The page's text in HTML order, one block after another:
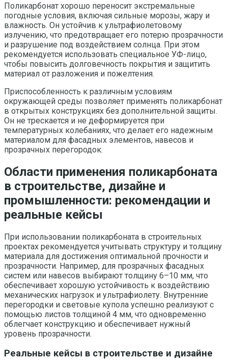
Поликарбонат хорошо переносит экстремальные
погодные условия, включая сильные морозы, жару и
влажность. Он устойчив к ультрафиолетовому
излучению, что предотвращает его потерю прозрачности
и разрушение под воздействием солнца. При этом
рекомендуется использовать специальное УФ-лицо,
чтобы повысить долговечность покрытия и защитить
материал от разложения и пожелтения.
Приспособленность к различным условиям
окружающей среды позволяет применять поликарбонат
в открытых конструкциях без дополнительной защиты.
Он не трескается и не деформируется при
температурных колебаниях, что делает его надежным
материалом для фасадных элементов, навесов и
прозрачных перегородок.
Области применения поликарбоната
в строительстве, дизайне и
промышленности: рекомендации и
реальные кейсы
При использовании поликарбоната в строительных
проектах рекомендуется учитывать структуру и толщину
материала для достижения оптимальной прочности и
прозрачности. Например, для прозрачных фасадных
систем или навесов выбирают толщину 6–10 мм, что
обеспечивает хорошую устойчивость к воздействию
механических нагрузок и ультрафиолету. Внутренние
перегородки и световые купола успешно реализуют с
помощью листов толщиной 4 мм, что одновременно
облегчает конструкцию и обеспечивает нужный
уровень прозрачности.
Реальные кейсы в строительстве и дизайне